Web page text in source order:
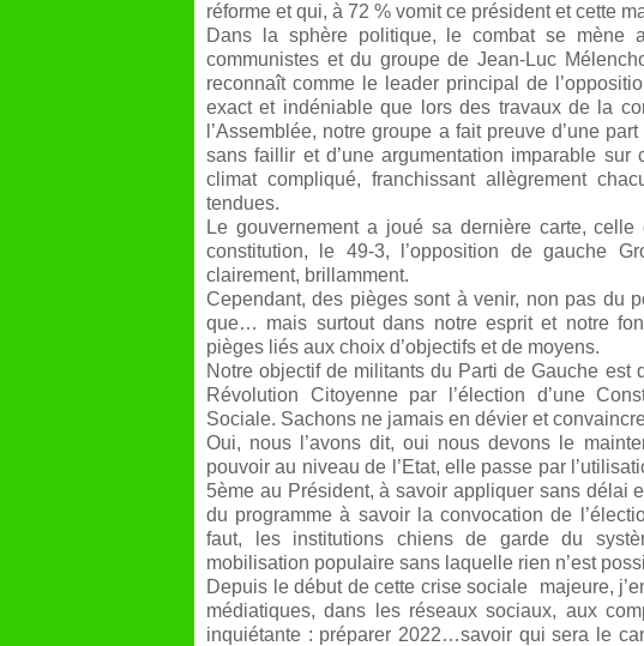
réforme et qui, à 72 % vomit ce président et cette
Dans la sphère politique, le combat se mène
communistes et du groupe de Jean-Luc
reconnaît comme le leader principal de
exact et indéniable que lors des travaux de la
l’Assemblée, notre groupe a fait preuve d’une
sans faillir et d’une argumentation imparable
climat compliqué, franchissant allègrement
tendues.
Le gouvernement a joué sa dernière carte,
constitution, le 49-3, l’opposition de gauche
clairement, brillamment.
Cependant, des pièges sont à venir, non pas du
que… mais surtout dans notre esprit et notre
pièges liés aux choix d’objectifs et de moyens.
Notre objectif de militants du Parti de Gauche
Révolution Citoyenne par l’élection d’une
Sociale. Sachons ne jamais en dévier et
Oui, nous l’avons dit, oui nous devons le
pouvoir au niveau de l’Etat, elle passe par
5ème au Président, à savoir appliquer sans délai
du programme à savoir la convocation de
faut, les institutions chiens de garde du
mobilisation populaire sans laquelle rien n’est
Depuis le début de cette crise sociale majeure,
médiatiques, dans les réseaux sociaux, aux
inquiétante : préparer 2022…savoir qui sera le